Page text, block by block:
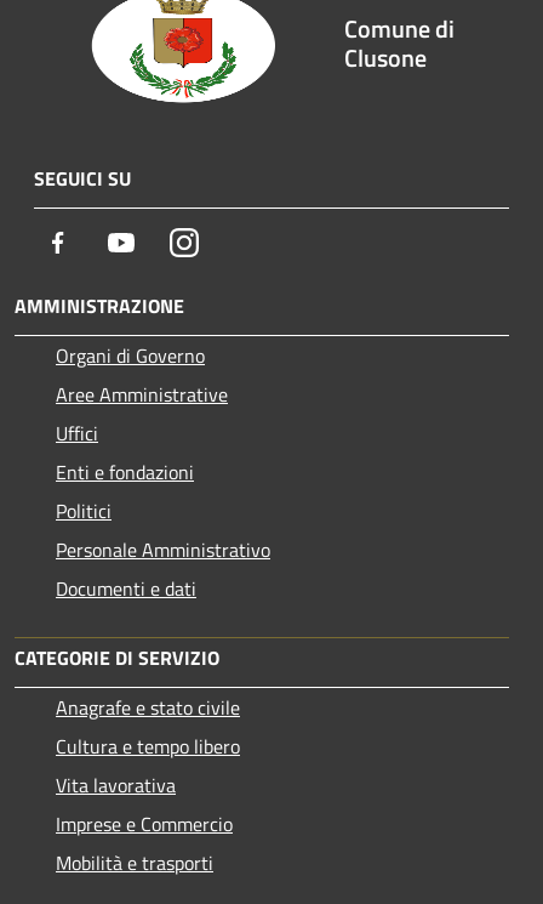
Comune di
Clusone
SEGUICI SU
Facebook YoutubeInstagram
AMMINISTRAZIONE
Organi di Governo
Aree Amministrative
Uffici
Enti e fondazioni
Politici
Personale Amministrativo
Documenti e dati
CATEGORIE DI SERVIZIO
Anagrafe e stato civile
Cultura e tempo libero
Vita lavorativa
Imprese e Commercio
Mobilità e trasporti